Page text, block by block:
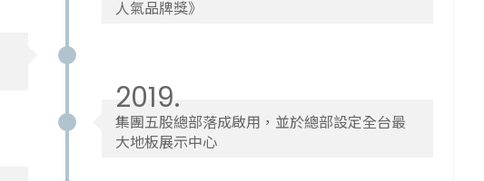
人氣品牌獎》
2019.
集團五股總部落成啟用，並於總部設定全台最
大地板展示中心